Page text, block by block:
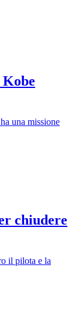
una missione
chiudere
il pilota e la